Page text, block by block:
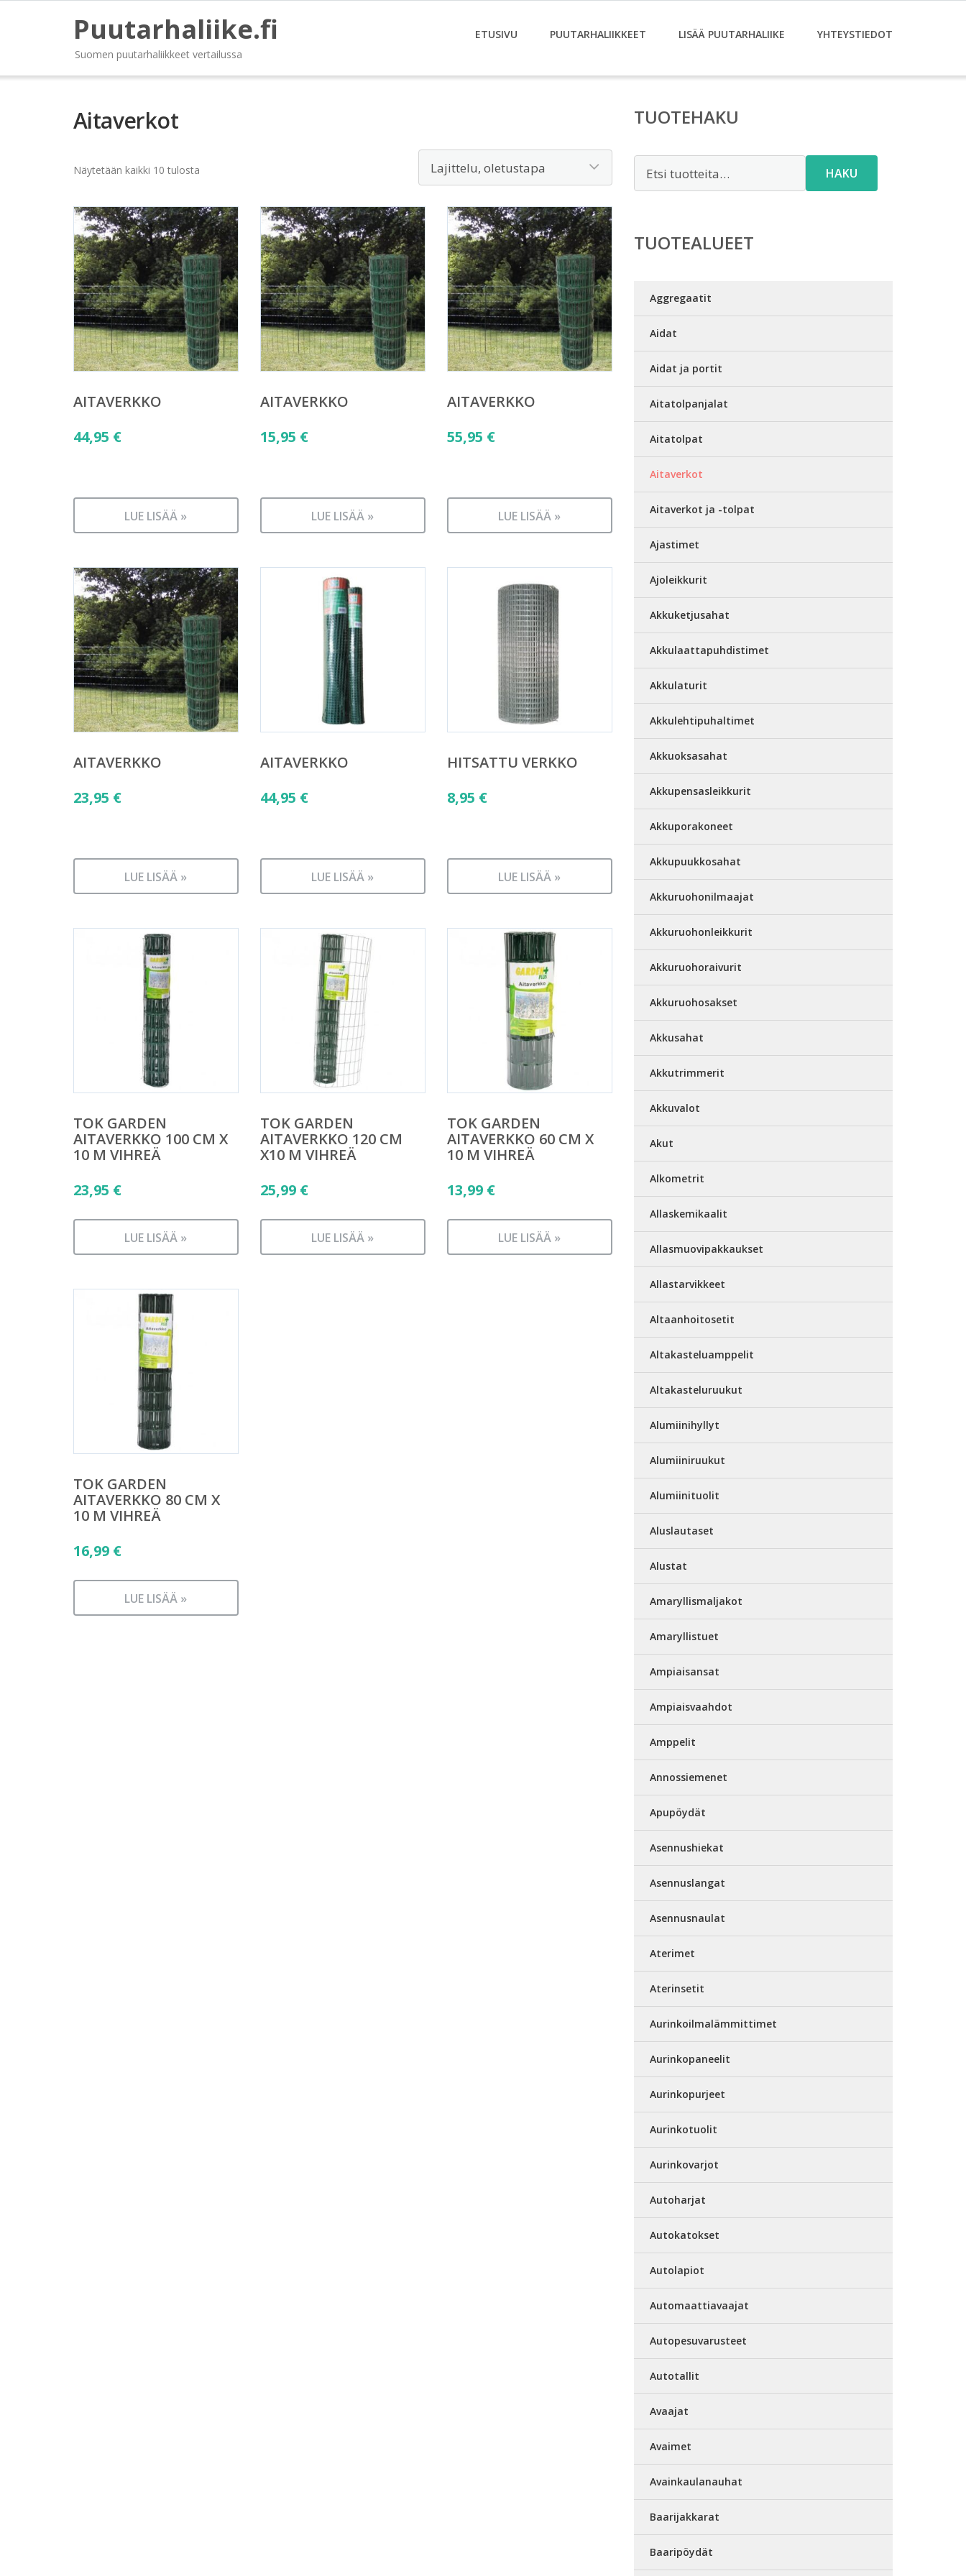
Puutarhaliike.fi
Suomen puutarhaliikkeet vertailussa
ETUSIVU PUUTARHALIIKKEET LISÄÄ PUUTARHALIIKE YHTEYSTIEDOT
Aitaverkot
Näytetään kaikki 10 tulosta
AITAVERKKO
44,95 €
LUE LISÄÄ »
AITAVERKKO
15,95 €
LUE LISÄÄ »
AITAVERKKO
55,95 €
LUE LISÄÄ »
AITAVERKKO
23,95 €
LUE LISÄÄ »
AITAVERKKO
44,95 €
LUE LISÄÄ »
HITSATTU VERKKO
8,95 €
LUE LISÄÄ »
TOK GARDEN
AITAVERKKO 100 CM X
10 M VIHREÄ
23,95 €
LUE LISÄÄ »
TOK GARDEN
AITAVERKKO 120 CM
X10 M VIHREÄ
25,99 €
LUE LISÄÄ »
TOK GARDEN
AITAVERKKO 60 CM X
10 M VIHREÄ
13,99 €
LUE LISÄÄ »
TOK GARDEN
AITAVERKKO 80 CM X
10 M VIHREÄ
16,99 €
LUE LISÄÄ »
TUOTEHAKU
HAKU
TUOTEALUEET
Aggregaatit
Aidat
Aidat ja portit
Aitatolpanjalat
Aitatolpat
Aitaverkot
Aitaverkot ja -tolpat
Ajastimet
Ajoleikkurit
Akkuketjusahat
Akkulaattapuhdistimet
Akkulaturit
Akkulehtipuhaltimet
Akkuoksasahat
Akkupensasleikkurit
Akkuporakoneet
Akkupuukkosahat
Akkuruohonilmaajat
Akkuruohonleikkurit
Akkuruohoraivurit
Akkuruohosakset
Akkusahat
Akkutrimmerit
Akkuvalot
Akut
Alkometrit
Allaskemikaalit
Allasmuovipakkaukset
Allastarvikkeet
Altaanhoitosetit
Altakasteluamppelit
Altakasteluruukut
Alumiinihyllyt
Alumiiniruukut
Alumiinituolit
Aluslautaset
Alustat
Amaryllismaljakot
Amaryllistuet
Ampiaisansat
Ampiaisvaahdot
Amppelit
Annossiemenet
Apupöydät
Asennushiekat
Asennuslangat
Asennusnaulat
Aterimet
Aterinsetit
Aurinkoilmalämmittimet
Aurinkopaneelit
Aurinkopurjeet
Aurinkotuolit
Aurinkovarjot
Autoharjat
Autokatokset
Autolapiot
Automaattiavaajat
Autopesuvarusteet
Autotallit
Avaajat
Avaimet
Avainkaulanauhat
Baarijakkarat
Baaripöydät